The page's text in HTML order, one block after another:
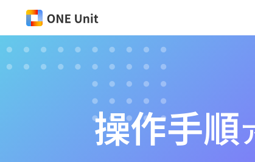
操作手順